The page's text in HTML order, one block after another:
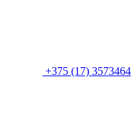
+375 (17) 3573464